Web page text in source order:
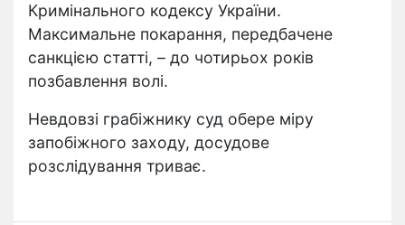
Кримінального кодексу України.
Максимальне покарання, передбачене
санкцією статті, – до чотирьох років
позбавлення волі.
Невдовзі грабіжнику суд обере міру
запобіжного заходу, досудове
розслідування триває.